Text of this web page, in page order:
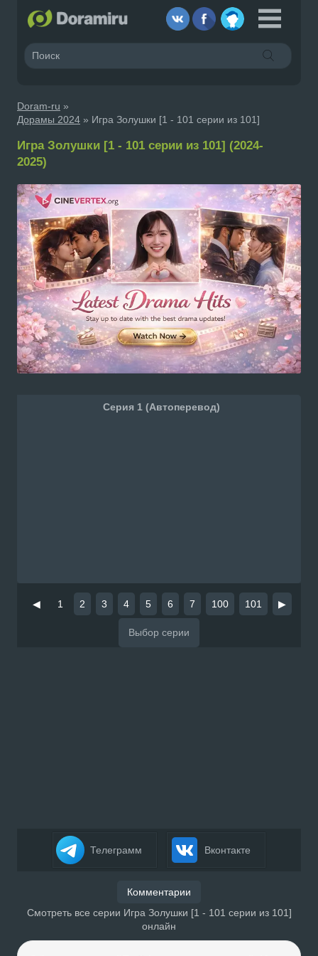
Doram-ru »
Дорамы 2024 » Игра Золушки [1 - 101 серии из 101]
Игра Золушки [1 - 101 серии из 101] (2024-
2025)
Серия 1 (Автоперевод)
◀ 1 2 3 4 5 6 7 100 101 ▶
Телеграмм Вконтакте
Комментарии
Смотреть все серии Игра Золушки [1 - 101 серии из 101]
онлайн